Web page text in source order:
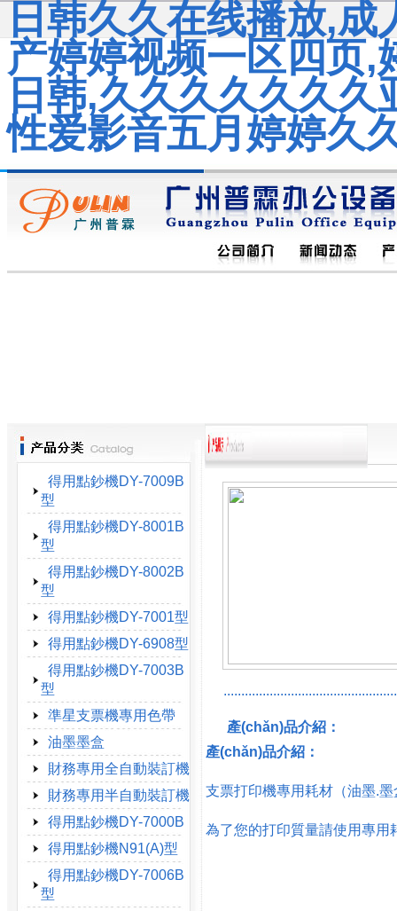
日韩久久在线播放,
产婷婷视频一区四页,
日韩,久久久久久久
性爱影音五月婷婷久
得用點鈔機DY-7009B
型
得用點鈔機DY-8001B
型
得用點鈔機DY-8002B
型
得用點鈔機DY-7001型
得用點鈔機DY-6908型
得用點鈔機DY-7003B
型
準星支票機專用色帶
油墨墨盒
財務專用全自動裝訂機
財務專用半自動裝訂機
得用點鈔機DY-7000B
得用點鈔機N91(A)型
得用點鈔機DY-7006B
型
產(chǎn)品介紹：
產(chǎn)品介紹：
支票打印機專用耗材（油墨.墨
為了您的打印質量請使用專用